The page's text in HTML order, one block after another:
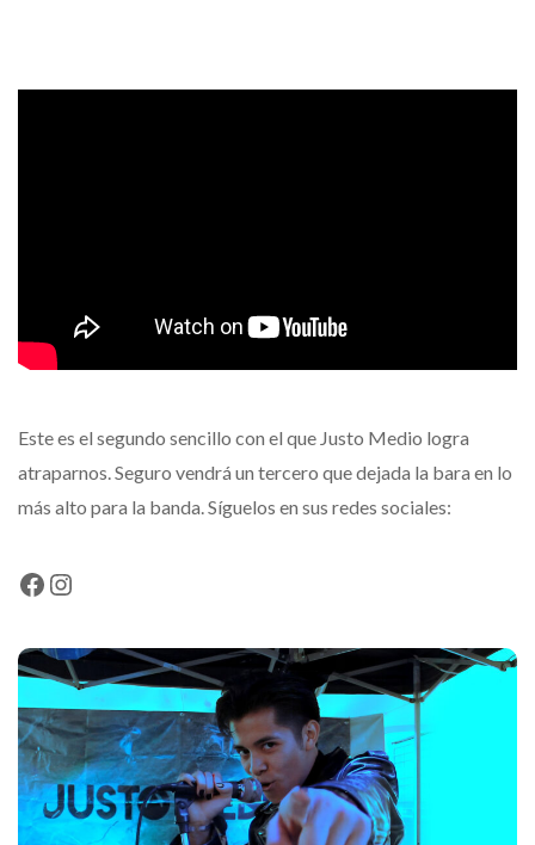
Este es el segundo sencillo con el que Justo Medio logra
atraparnos. Seguro vendrá un tercero que dejada la bara en lo
más alto para la banda. Síguelos en sus redes sociales:
Facebook
Instagram